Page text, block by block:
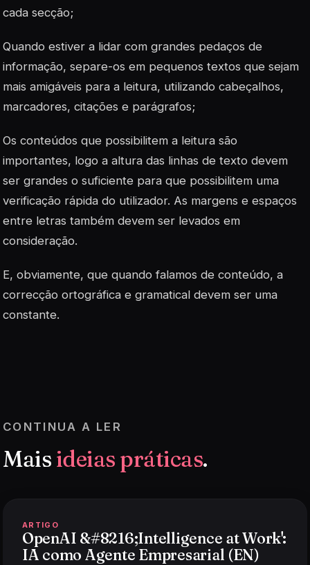
cada secção;
Quando estiver a lidar com grandes pedaços de
informação, separe-os em pequenos textos que sejam
mais amigáveis para a leitura, utilizando cabeçalhos,
marcadores, citações e parágrafos;
Os conteúdos que possibilitem a leitura são
importantes, logo a altura das linhas de texto devem
ser grandes o suficiente para que possibilitem uma
verificação rápida do utilizador. As margens e espaços
entre letras também devem ser levados em
consideração.
E, obviamente, que quando falamos de conteúdo, a
correcção ortográfica e gramatical devem ser uma
constante.
CONTINUA A LER
Mais ideias práticas.
ARTIGO
OpenAI &#8216;Intelligence at Work':
IA como Agente Empresarial (EN)